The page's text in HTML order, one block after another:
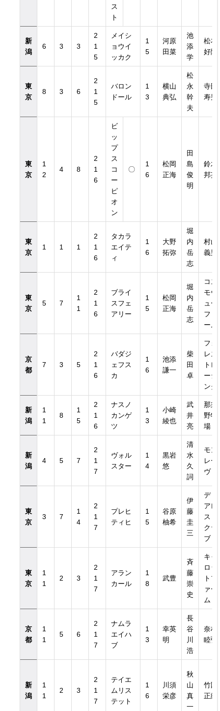
ス
ト
新
潟
6 3 3
2
1
5
メイシ
ョウイ
ッカク
1
5
河原
田菜
池
添
学
松本
好隆
東
京
8 3 6
2
1
5
バロン
ドール
1
3
横山
典弘
松
永
幹
夫
寺田
寿男
東
京
1
2
4 8
2
1
6
ビ
ッ
プ
ス
コ
ー
ピ
オ
ン
〇
1
6
松岡
正海
田
島
俊
明
鈴木
邦英
東
京
1 1 1
2
1
6
タカラ
エイテ
ィ
1
6
大野
拓弥
堀
内
岳
志
村山
義男
東
京
5 7
1
1
2
1
6
ブライ
スフェ
アリー
1
5
松岡
正海
堀
内
岳
志
コス
モヴ
ュー
ファ
ーム
京
都
7 3 5
2
1
6
バダジ
ェフス
カ
1
6
池添
謙一
柴
田
卓
フォ
レス
トレ
ーシ
ング
新
潟
1
1
8
1
5
2
1
6
ナスノ
カンゲ
ツ
1
3
小崎
綾也
武
井
亮
那須
野牧
場
新
潟
4 5 7
2
1
7
ヴォル
スター
1
4
黒岩
悠
清
水
久
詞
モン
レー
ヴ
東
京
3 7
1
4
2
1
7
プレヒ
ティヒ
1
5
谷原
柚希
伊
藤
圭
三
ディ
アレ
スト
クラ
ブ
東
京
1
1
2 3
2
1
7
アラン
カール
1
8
武豊
斉
藤
崇
史
キャ
ロッ
トフ
ァー
ム
京
都
1
1
5 6
2
1
7
ナムラ
エイハ
ブ
1
3
幸英
明
長
谷
川
浩
奈村
睦弘
新
潟
1
1
2 3
2
1
7
テイエ
ムリス
テット
1
6
川須
栄彦
秋
山
真
一
竹園
正繼